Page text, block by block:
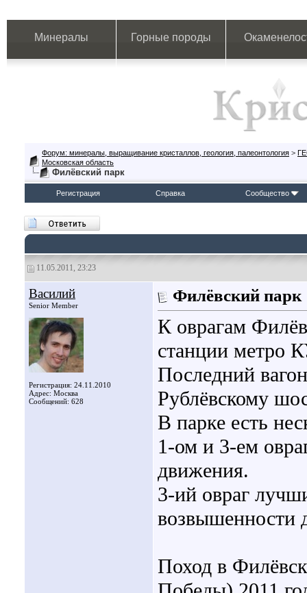
Минералы Горные породы
Форум: минералы, выращивание кристаллов, геология, палеонтология >
Московская область
Филёвский парк
Регистрация Справка Сообщество
11.05.2011, 23:23
Василий
Senior Member
Регистрация: 24.11.2010
Адрес: Москва
Сообщений: 628
Филёвский парк
К оврагам
станции
Последний
Рублёвскому
В парке есть
1-ом и 3-ем
движения.
3-ий овраг
возвышенности
Поход в